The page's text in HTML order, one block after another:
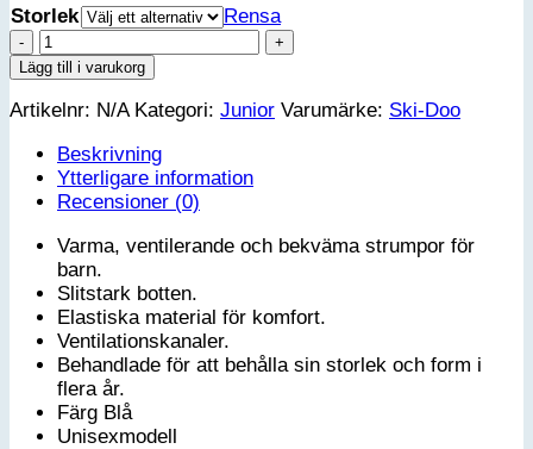
Storlek
Rensa
Ski-
Doo
Termostrumpor
junior
Lägg till i varukorg
Artikelnr: N/A Kategori: Junior Varumärke: Ski-Doo
Beskrivning
Ytterligare information
Recensioner (0)
Varma, ventilerande och bekväma strumpor för
barn.
Slitstark botten.
Elastiska material för komfort.
Ventilationskanaler.
Behandlade för att behålla sin storlek och form i
flera år.
Färg Blå
Unisexmodell